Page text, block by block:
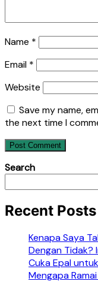
Name *
Email *
Website
Save my name,
the next time I
Search
Recent Posts
Kenapa Saya
Dengan Tidak?
Cuka Epal
Mengapa